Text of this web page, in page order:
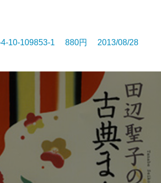
10-109853-1 880円 2013/08/28